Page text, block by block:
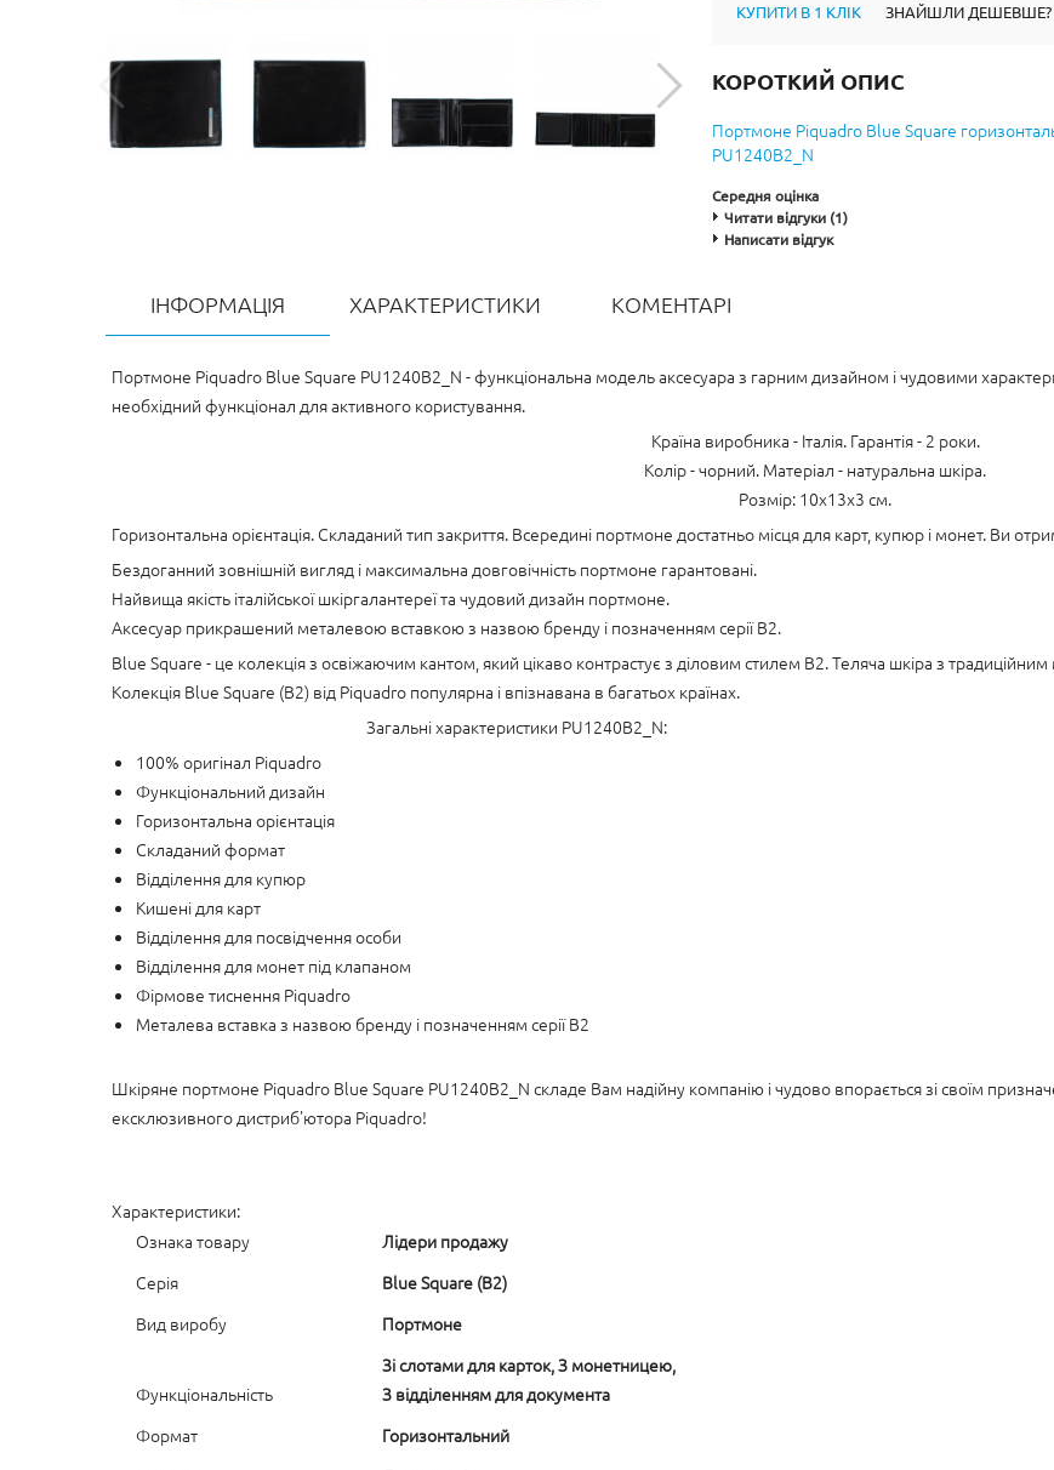
КУПИТИ В 1 КЛІК ЗНАЙШЛИ ДЕШЕВШЕ?
КОРОТКИЙ ОПИС
Портмоне Piquadro Blue Square
PU1240B2_N
Середня оцінка
Читати відгуки (1)
Написати відгук
ІНФОРМАЦІЯ ХАРАКТЕРИСТИКИ КОМЕНТАРІ
Портмоне Piquadro Blue Square PU1240B2_N - функціональна модель аксесуара з гарним дизайном і чудовими
необхідний функціонал для активного користування.
Країна виробника - Італія. Гарантія - 2 роки.
Колір - чорний. Матеріал - натуральна шкіра.
Розмір: 10х13х3 см.
Горизонтальна орієнтація. Складаний тип закриття. Всередині портмоне достатньо місця для карт, купюр і монет. Ви
Бездоганний зовнішній вигляд і максимальна довговічність портмоне гарантовані.
Найвища якість італійської шкіргалантереї та чудовий дизайн портмоне.
Аксесуар прикрашений металевою вставкою з назвою бренду і позначенням серії B2.
Blue Square - це колекція з освіжаючим кантом, який цікаво контрастує з діловим стилем B2. Теляча шкіра з
Колекція Blue Square (B2) від Piquadro популярна і впізнавана в багатьох країнах.
Загальні характеристики PU1240B2_N:
100% оригінал Piquadro
Функціональний дизайн
Горизонтальна орієнтація
Складаний формат
Відділення для купюр
Кишені для карт
Відділення для посвідчення особи
Відділення для монет під клапаном
Фірмове тиснення Piquadro
Металева вставка з назвою бренду і позначенням серії B2
Шкіряне портмоне Piquadro Blue Square PU1240B2_N складе Вам надійну компанію і чудово впорається зі своїм
ексклюзивного дистриб'ютора Piquadro!
Характеристики:
Ознака товару
Лідери продажу
Серія
Blue Square (B2)
Вид виробу
Портмоне
Функціональність
Зі слотами для карток, З монетницею,
З відділенням для документа
Формат
Горизонтальний